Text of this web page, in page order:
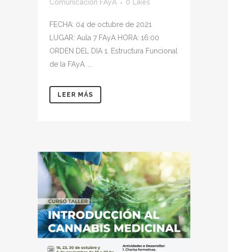
Comunicación FAyA 0 Likes
FECHA: 04 de octubre de 2021
LUGAR: Aula 7 FAyA HORA: 16:00
ORDEN DEL DIA 1. Estructura Funcional
de la FAyA. ...
LEER MÁS